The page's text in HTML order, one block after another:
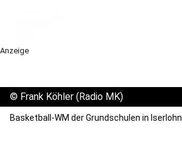
Anzeige
© Frank Köhler (Radio MK)
Basketball-WM der Grundschulen in Iserlohn